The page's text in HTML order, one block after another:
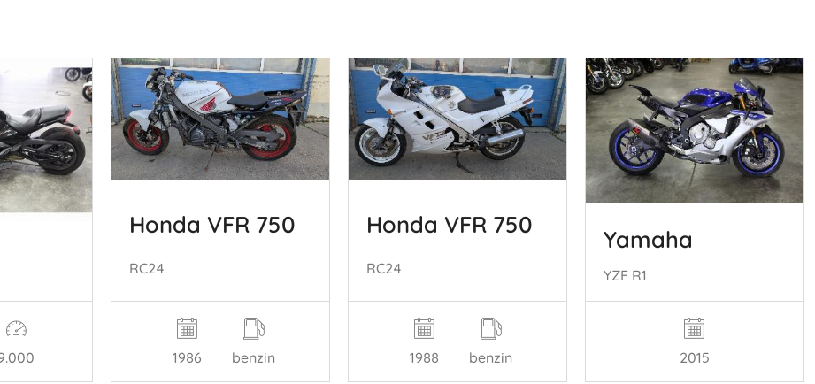
Honda VFR 750
RC24
1986 benzin
Honda VFR 750
RC24
1988 benzin
Yamaha
YZF R1
2015